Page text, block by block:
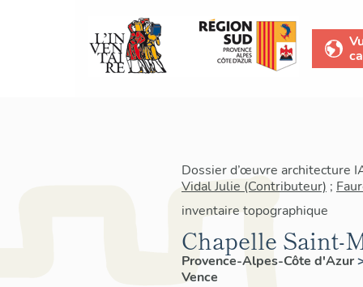
Dossier d’œuvre architecture
Vidal Julie (Contributeur) ;
inventaire topographique
Chapelle Saint-
Provence-Alpes-Côte d'Azur
Vence